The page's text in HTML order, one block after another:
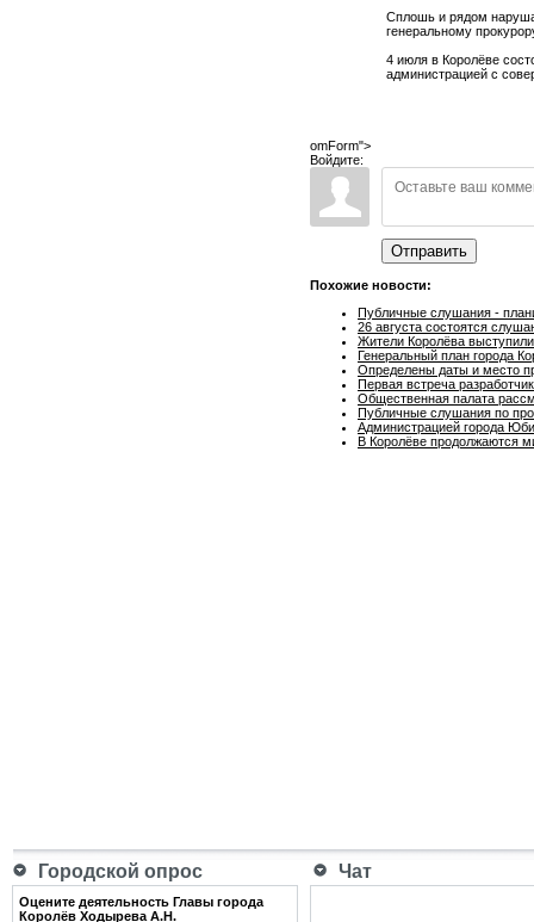
Сплошь и рядом
генеральному
4 июля в Королёве
администрацией с
omForm">
Войдите:
Отправить
Похожие новости:
Публичные слушания -
26 августа состоятся
Жители Королёва выступили
Генеральный план города
Определены даты и место
Первая встреча
Общественная палата
Публичные слушания по
Администрацией города
В Королёве продолжаются
Городской опрос Чат
Оцените деятельность Главы города
Королёв Ходырева А.Н.